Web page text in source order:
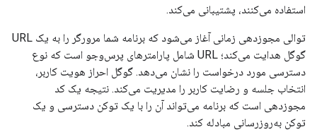
استفاده می‌کنند، پشتیبانی می‌کند.
توالی مجوزدهی زمانی آغاز می‌شود که برنامه شما مرورگر را به یک URL
گوگل هدایت می‌کند؛ URL شامل پارامترهای پرس‌وجو است که نوع
دسترسی مورد درخواست را نشان می‌دهد. گوگل احراز هویت کاربر،
انتخاب جلسه و رضایت کاربر را مدیریت می‌کند. نتیجه یک کد
مجوزدهی است که برنامه می‌تواند آن را با یک توکن دسترسی و یک
توکن به‌روزرسانی مبادله کند.